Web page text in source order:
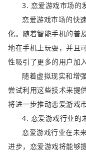
3. 恋爱游戏市场的
恋爱游戏市场的快
化。随着智能手机的普
地在手机上玩耍，并且
性吸引了更多的用户加
随着虚拟现实和增
尝试利用这些技术来提
将进一步推动恋爱游戏
4. 恋爱游戏行业的
恋爱游戏行业在未
进步，恋爱游戏将能够